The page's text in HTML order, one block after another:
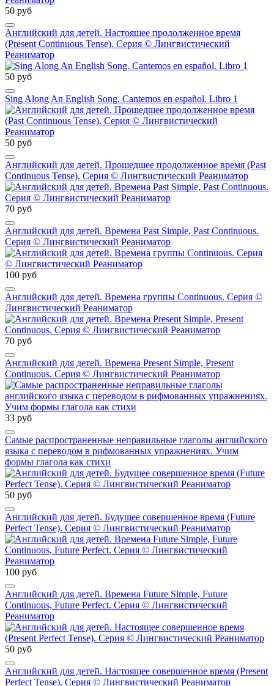
50 руб
Английский для детей. Настоящее продолженное время
(Present Continuous Tense). Серия © Лингвистический
Реаниматор
50 руб
Sing Along An English Song. Cantemos en español. Libro 1
50 руб
Английский для детей. Прошедшее продолженное время (Past
Continuous Tense). Серия © Лингвистический Реаниматор
70 руб
Английский для детей. Времена Past Simple, Past Continuous.
Серия © Лингвистический Реаниматор
100 руб
Английский для детей. Времена группы Continuous. Серия ©
Лингвистический Реаниматор
70 руб
Английский для детей. Времена Present Simple, Present
Continuous. Серия © Лингвистический Реаниматор
33 руб
Самые распространенные неправильные глаголы английского
языка с переводом в рифмованных упражнениях. Учим
формы глагола как стихи
50 руб
Английский для детей. Будущее совершенное время (Future
Perfect Tense). Серия © Лингвистический Реаниматор
100 руб
Английский для детей. Времена Future Simple, Future
Continuous, Future Perfect. Серия © Лингвистический
Реаниматор
50 руб
Английский для детей. Настоящее совершенное время (Present
Perfect Tense). Серия © Лингвистический Реаниматор